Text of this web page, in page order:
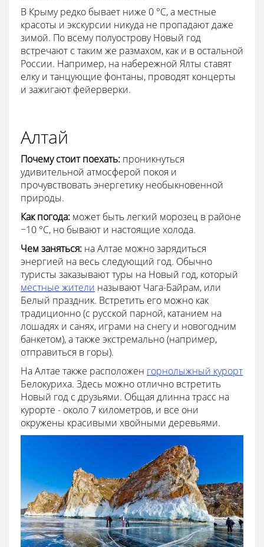
В Крыму редко бывает ниже 0 °С, а местные
красоты и экскурсии никуда не пропадают даже
зимой. По всему полуострову Новый год
встречают с таким же размахом, как и в остальной
России. Например, на набережной Ялты ставят
елку и танцующие фонтаны, проводят концерты
и зажигают фейерверки.
Алтай
Почему стоит поехать: проникнуться
удивительной атмосферой покоя и
прочувствовать энергетику необыкновенной
природы.
Как погода: может быть легкий морозец в районе
−10 °С, но бывают и настоящие холода.
Чем заняться: на Алтае можно зарядиться
энергией на весь следующий год. Обычно
туристы заказывают туры на Новый год, который
местные жители называют Чага-Байрам, или
Белый праздник. Встретить его можно как
традиционно (с русской парной, катанием на
лошадях и санях, играми на снегу и новогодним
банкетом), а также экстремально (например,
отправиться в горы).
На Алтае также расположен горнолыжный курорт
Белокуриха. Здесь можно отлично встретить
Новый год с друзьями. Общая длинна трасс на
курорте - около 7 километров, и все они
окружены красивыми хвойными деревьями.